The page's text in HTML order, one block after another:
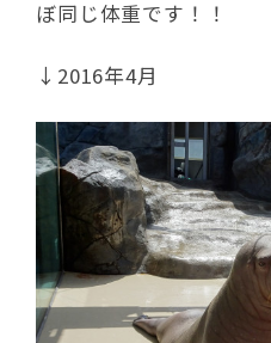
ぼ同じ体重です！！
↓2016年4月